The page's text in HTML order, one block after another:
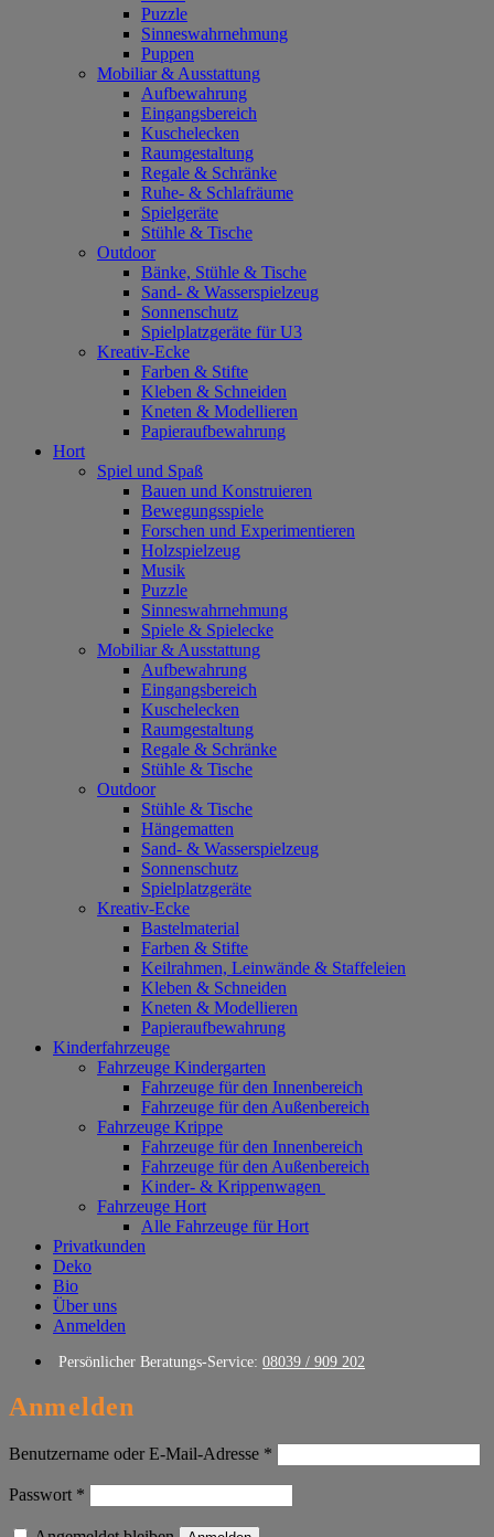
Puzzle
Sinneswahrnehmung
Puppen
Mobiliar & Ausstattung
Aufbewahrung
Eingangsbereich
Kuschelecken
Raumgestaltung
Regale & Schränke
Ruhe- & Schlafräume
Spielgeräte
Stühle & Tische
Outdoor
Bänke, Stühle & Tische
Sand- & Wasserspielzeug
Sonnenschutz
Spielplatzgeräte für U3
Kreativ-Ecke
Farben & Stifte
Kleben & Schneiden
Kneten & Modellieren
Papieraufbewahrung
Hort
Spiel und Spaß
Bauen und Konstruieren
Bewegungsspiele
Forschen und Experimentieren
Holzspielzeug
Musik
Puzzle
Sinneswahrnehmung
Spiele & Spielecke
Mobiliar & Ausstattung
Aufbewahrung
Eingangsbereich
Kuschelecken
Raumgestaltung
Regale & Schränke
Stühle & Tische
Outdoor
Stühle & Tische
Hängematten
Sand- & Wasserspielzeug
Sonnenschutz
Spielplatzgeräte
Kreativ-Ecke
Bastelmaterial
Farben & Stifte
Keilrahmen, Leinwände & Staffeleien
Kleben & Schneiden
Kneten & Modellieren
Papieraufbewahrung
Kinderfahrzeuge
Fahrzeuge Kindergarten
Fahrzeuge für den Innenbereich
Fahrzeuge für den Außenbereich
Fahrzeuge Krippe
Fahrzeuge für den Innenbereich
Fahrzeuge für den Außenbereich
Kinder- & Krippenwagen
Fahrzeuge Hort
Alle Fahrzeuge für Hort
Privatkunden
Deko
Bio
Über uns
Anmelden
Persönlicher Beratungs-Service: 08039 / 909 202
Anmelden
Benutzername oder E-Mail-Adresse *
Passwort *